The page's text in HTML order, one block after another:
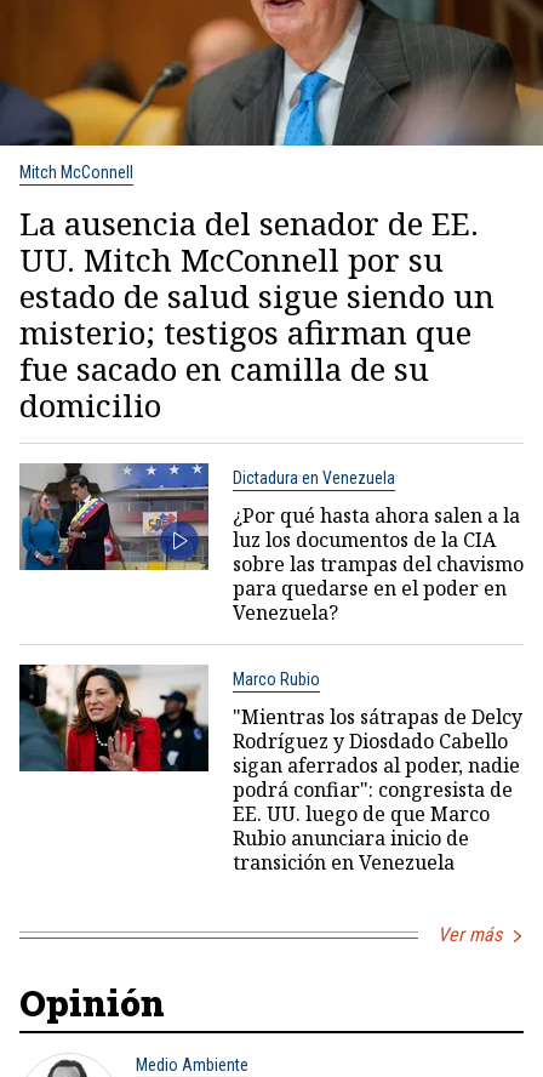
Mitch McConnell
La ausencia del senador de EE.
UU. Mitch McConnell por su
estado de salud sigue siendo un
misterio; testigos afirman que
fue sacado en camilla de su
domicilio
Dictadura en Venezuela
¿Por qué hasta ahora salen a la
luz los documentos de la CIA
sobre las trampas del chavismo
para quedarse en el poder en
Venezuela?
Marco Rubio
"Mientras los sátrapas de Delcy
Rodríguez y Diosdado Cabello
sigan aferrados al poder, nadie
podrá confiar": congresista de
EE. UU. luego de que Marco
Rubio anunciara inicio de
transición en Venezuela
Ver más
Opinión
Medio Ambiente